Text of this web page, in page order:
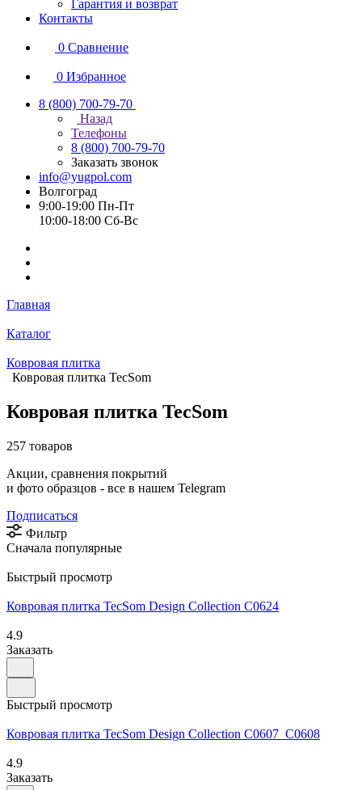
Гарантия и возврат
Контакты
0 Сравнение
0 Избранное
8 (800) 700-79-70
Назад
Телефоны
8 (800) 700-79-70
Заказать звонок
info@yugpol.com
Волгоград
9:00-19:00 Пн-Пт
10:00-18:00 Cб-Вс
Главная
Каталог
Ковровая плитка
Ковровая плитка TecSom
Ковровая плитка TecSom
257 товаров
Акции, сравнения покрытий
и фото образцов - все в нашем Telegram
Подписаться
Фильтр
Сначала популярные
Быстрый просмотр
Ковровая плитка TecSom Design Collection C0624
4.9
Заказать
Быстрый просмотр
Ковровая плитка TecSom Design Collection C0607_C0608
4.9
Заказать